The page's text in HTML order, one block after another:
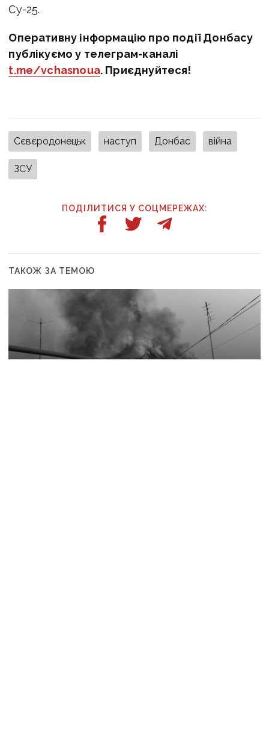
Су-25.
Оперативну інформацію про події Донбасу
публікуємо у телеграм-каналі
t.me/vchasnoua. Приєднуйтеся!
Сєвєродонецьк наступ Донбас війна
ЗСУ
ПОДІЛИТИСЯ У СОЦМЕРЕЖАХ:
ТАКОЖ ЗА ТЕМОЮ